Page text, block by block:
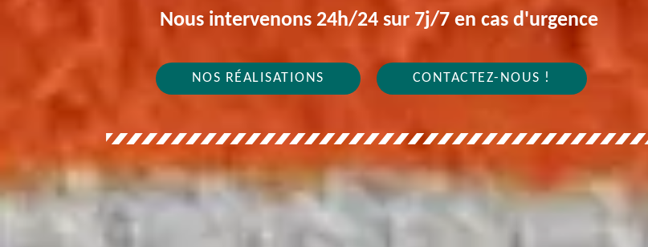
Nous intervenons 24h/24 sur 7j/7 en cas d'urgence
NOS RÉALISATIONS CONTACTEZ-NOUS !